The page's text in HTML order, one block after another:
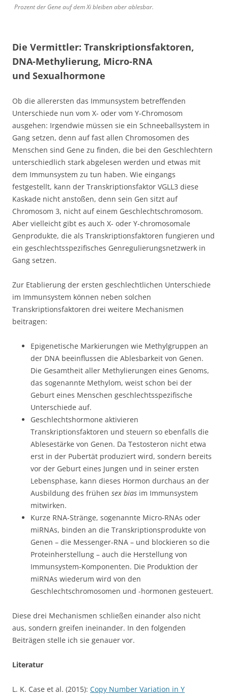
Prozent der Gene auf dem Xi bleiben aber ablesbar.
Die Vermittler: Transkriptionsfaktoren,
DNA-Methylierung, Micro-RNA
und Sexualhormone
Ob die allerersten das Immunsystem betreffenden
Unterschiede nun vom X- oder vom Y-Chromosom
ausgehen: Irgendwie müssen sie ein Schneeballsystem in
Gang setzen, denn auf fast allen Chromosomen des
Menschen sind Gene zu finden, die bei den Geschlechtern
unterschiedlich stark abgelesen werden und etwas mit
dem Immunsystem zu tun haben. Wie eingangs
festgestellt, kann der Transkriptionsfaktor VGLL3 diese
Kaskade nicht anstoßen, denn sein Gen sitzt auf
Chromosom 3, nicht auf einem Geschlechtschromosom.
Aber vielleicht gibt es auch X- oder Y-chromosomale
Genprodukte, die als Transkriptionsfaktoren fungieren und
ein geschlechtsspezifisches Genregulierungsnetzwerk in
Gang setzen.
Zur Etablierung der ersten geschlechtlichen Unterschiede
im Immunsystem können neben solchen
Transkriptionsfaktoren drei weitere Mechanismen
beitragen:
Epigenetische Markierungen wie Methylgruppen an
der DNA beeinflussen die Ablesbarkeit von Genen.
Die Gesamtheit aller Methylierungen eines Genoms,
das sogenannte Methylom, weist schon bei der
Geburt eines Menschen geschlechtsspezifische
Unterschiede auf.
Geschlechtshormone aktivieren
Transkriptionsfaktoren und steuern so ebenfalls die
Ablesestärke von Genen. Da Testosteron nicht etwa
erst in der Pubertät produziert wird, sondern bereits
vor der Geburt eines Jungen und in seiner ersten
Lebensphase, kann dieses Hormon durchaus an der
Ausbildung des frühen sex bias im Immunsystem
mitwirken.
Kurze RNA-Stränge, sogenannte Micro-RNAs oder
miRNAs, binden an die Transkriptionsprodukte von
Genen – die Messenger-RNA – und blockieren so die
Proteinherstellung – auch die Herstellung von
Immunsystem-Komponenten. Die Produktion der
miRNAs wiederum wird von den
Geschlechtschromosomen und -hormonen gesteuert.
Diese drei Mechanismen schließen einander also nicht
aus, sondern greifen ineinander. In den folgenden
Beiträgen stelle ich sie genauer vor.
Literatur
L. K. Case et al. (2015): Copy Number Variation in Y